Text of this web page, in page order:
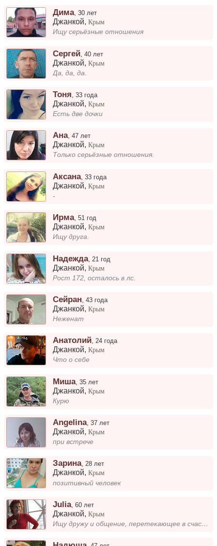
Дима,30 лет
Джанкой,Крым
Ищу серьёзные отношения
Сергей ,40 лет
Джанкой,Крым
Да, да, да.
Тоня ,33 года
Джанкой,Крым
Есть две дочки
Ана,47 лет
Джанкой,Крым
Только серьёзные отношения.
Аксана,33 года
Джанкой,Крым
-
Ирма,51 год
Джанкой,Крым
Ищу друга.
Надежда, 21 год
Джанкой,Крым
Рост 172, осталось в лс.
Сейран ,43 года
Джанкой,Крым
Неженат
Анатолий,24 года
Джанкой,Крым
Что о себе
Миша,35 лет
Джанкой,Крым
Курю
Angelina,37 лет
Джанкой,Крым
при встрече
Зарина,28 лет
Джанкой,Крым
позитивный человек
Julia,60 лет
Джанкой,Крым
Ищу дружу и общение, перетекающее в счастливые отношения.